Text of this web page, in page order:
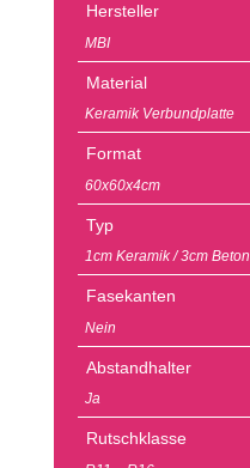
Hersteller
MBI
Material
Keramik Verbundplatte
Format
60x60x4cm
Typ
1cm Keramik / 3cm Beton
Fasekanten
Nein
Abstandhalter
Ja
Rutschklasse